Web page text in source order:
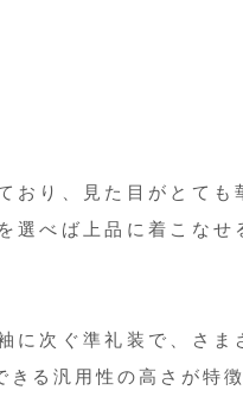
おり、見た目がとて
選べば上品に着こな
に次ぐ準礼装で、さ
きる汎用性の高さが特